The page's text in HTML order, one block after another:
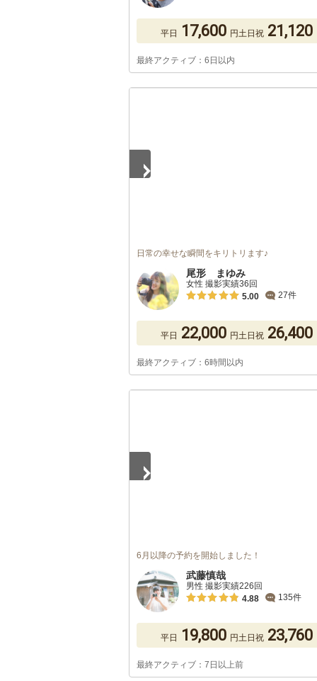
平日 17,600 円土日祝 21,120
最終アクティブ：6日以内
日常の幸せな瞬間をキリトリます♪
尾形 まゆみ
女性 撮影実績36回
5.00
27件
平日 22,000 円土日祝 26,400
最終アクティブ：6時間以内
6月以降の予約を開始しました！
武藤慎哉
男性 撮影実績226回
4.88
135件
平日 19,800 円土日祝 23,760
最終アクティブ：7日以上前